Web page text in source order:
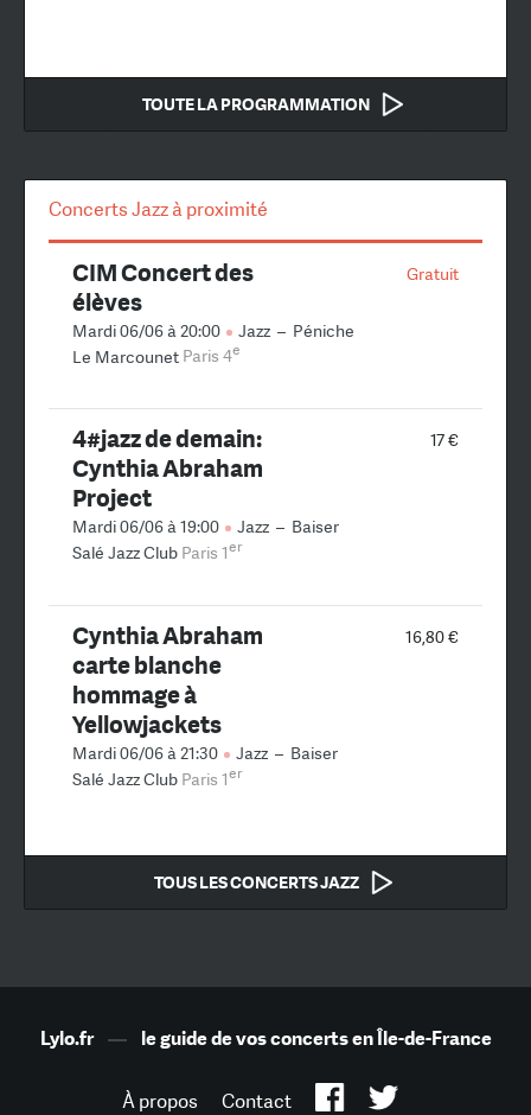
TOUTE LA PROGRAMMATION
Concerts Jazz à proximité
Gratuit
CIM Concert des
élèves
Mardi 06/06 à 20:00 Jazz – Péniche
Le Marcounet Paris 4e
17 €
4#jazz de demain:
Cynthia Abraham
Project
Mardi 06/06 à 19:00 Jazz – Baiser
Salé Jazz Club Paris 1er
16,80 €
Cynthia Abraham
carte blanche
hommage à
Yellowjackets
Mardi 06/06 à 21:30 Jazz – Baiser
Salé Jazz Club Paris 1er
TOUS LES CONCERTS JAZZ
Lylo.fr— le guide de vos concerts en Île-de-France
À propos Contact